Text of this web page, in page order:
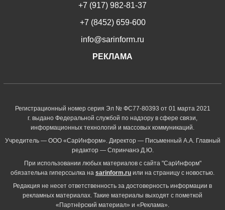
+7 (917) 982-81-37
+7 (8452) 659-600
info@sarinform.ru
РЕКЛАМА
Регистрационный номер серия Эл № ФС77-80393 от 01 марта 2021
г. выдано Федеральной службой по надзору в сфере связи,
информационных технологий и массовых коммуникаций.
Учредитель — ООО «СарИнформ». Директор — Письменный А.А. Главный
редактор — Спринчанэ Д.Ю.
При использовании любых материалов с сайта "СарИнформ"
обязательна гиперссылка на sarinform.ru или на страницу с новостью.
Редакция не несет ответственность за достоверность информации в
рекламных материалах. Такие материалы выходят с пометкой
«Партнёрский материал» и «Реклама».